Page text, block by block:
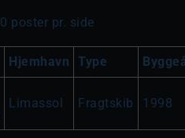
poster pr. side
Hjemhavn Type
Limassol Fragtskib 1998